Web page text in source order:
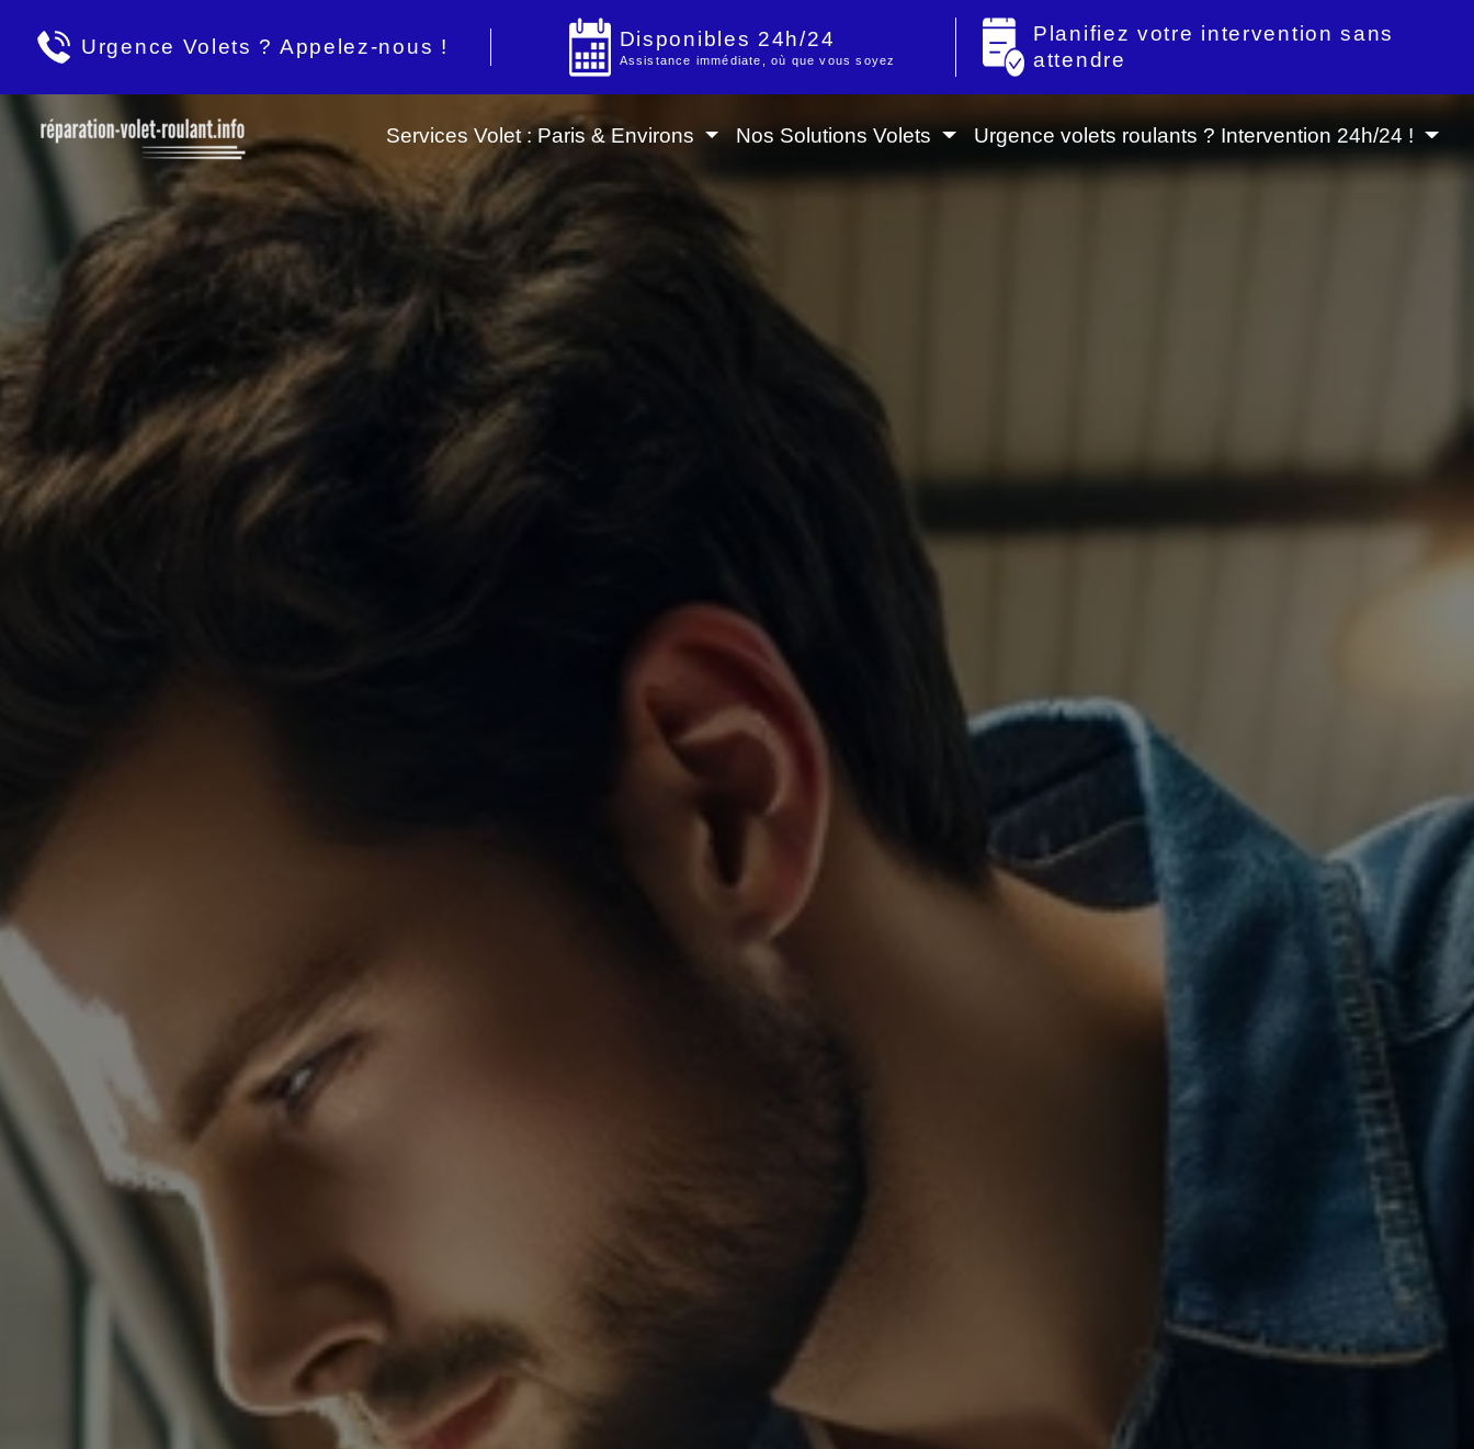
Urgence Volets ? Appelez-nous ! Disponibles 24h/24
Assistance immédiate, où que vous soyez
Planifiez votre intervention sans
attendre
Services Volet : Paris & Environs Nos Solutions Volets Urgence volets roulants ? Intervention 24h/24 !